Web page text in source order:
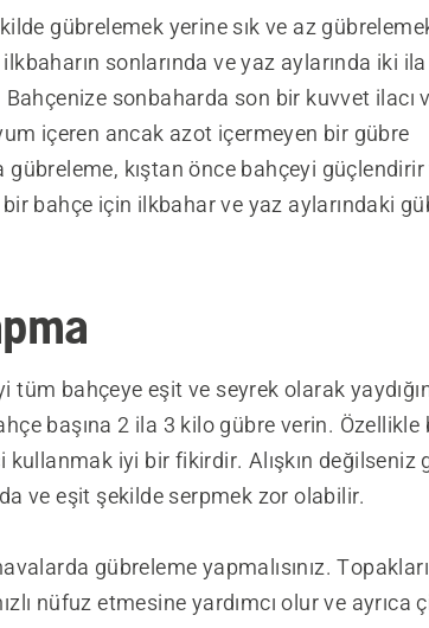
gübrelemek yerine sık ve az
sonlarında ve yaz aylarında iki
sonbaharda son bir kuvvet ilacı
içeren ancak azot içermeyen bir gübre
gübreleme, kıştan önce bahçeyi güçlendirir
bir bahçe için ilkbahar ve yaz aylarındaki
tüm bahçeye eşit ve seyrek olarak
başına 2 ila 3 kilo gübre verin. Özellikle
iyi bir fikirdir. Alışkın değilseniz
ve eşit şekilde serpmek zor olabilir.
gübreleme yapmalısınız.
nüfuz etmesine yardımcı olur ve ayrıca